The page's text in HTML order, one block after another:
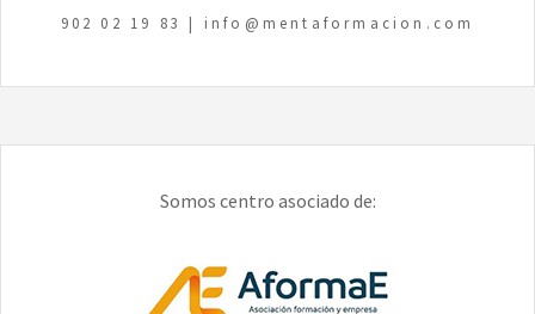
902 02 19 83 | info@mentaformacion.com
Somos centro asociado de: